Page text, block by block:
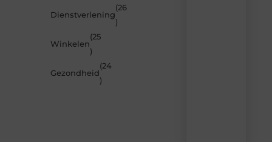
Dienstverlening
(26
)
Winkelen
(25
)
Gezondheid
(24
)